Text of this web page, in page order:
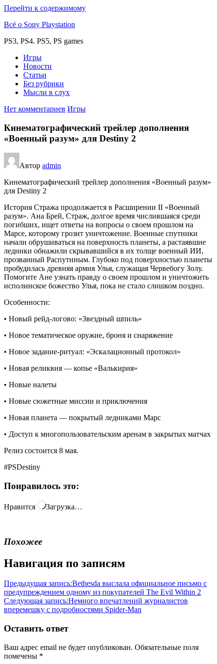
Перейти к содержимому
Всё о Sony Playstation
PS3, PS4. PS5, PS games
Игры
Новости
Статьи
Без рубрики
Мысли в слух
Нет комментариев Игры
Кинематографический трейлер дополнения
«Военный разум» для Destiny 2
Автор admin
Кинематографический трейлер дополнения «Военный разум»
для Destiny 2
История Стража продолжается в Расширении II «Военный
разум». Ана Брей, Страж, долгое время числившаяся среди
погибших, ищет ответы на вопросы о своем прошлом на
Марсе, которому грозит уничтожение. Военные спутники
начали обрушиваться на поверхность планеты, а растаявшие
ледники обнажили скрывавшийся в их толще военный ИИ,
прозванный Распутиным. Глубоко под поверхностью планеты
пробудилась древняя армия Улья, служащая Червебогу Золу.
Помогите Ане узнать правду о своем прошлом и уничтожить
исполинское божество Улья, пока не стало слишком поздно.
Особенности:
• Новый рейд-логово: «Звездный шпиль»
• Новое тематическое оружие, броня и снаряжение
• Новое задание-ритуал: «Эскалационный протокол»
• Новая реликвия — копье «Валькирия»
• Новые налеты
• Новые сюжетные миссии и приключения
• Новая планета — покрытый ледниками Марс
• Доступ к многопользовательским аренам в закрытых матчах
Релиз состоится 8 мая.
#PSDestiny
Понравилось это:
Нравится Загрузка…
Похожее
Навигация по записям
Предыдущая запись:Bethesda выслала официальное письмо с
предупреждением одному из покупателей The Evil Within 2
Следующая запись:Немного впечатлений журналистов
вперемешку с подробностями Spider-Man
Оставить ответ
Ваш адрес email не будет опубликован. Обязательные поля
помечены *